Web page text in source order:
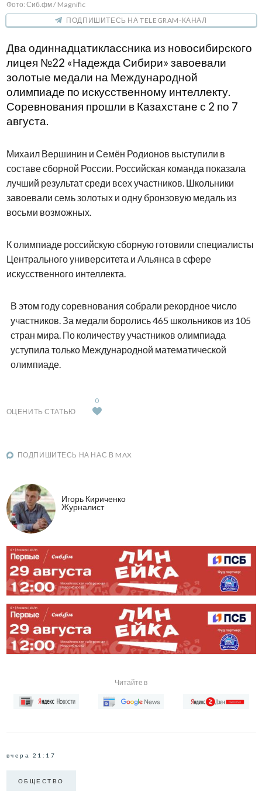
Фото: Сиб.фм / Magnific
ПОДПИШИТЕСЬ НА TELEGRAM-КАНАЛ
Два одиннадцатиклассника из новосибирского
лицея №22 «Надежда Сибири» завоевали
золотые медали на Международной
олимпиаде по искусственному интеллекту.
Соревнования прошли в Казахстане с 2 по 7
августа.
Михаил Вершинин и Семён Родионов выступили в
составе сборной России. Российская команда показала
лучший результат среди всех участников. Школьники
завоевали семь золотых и одну бронзовую медаль из
восьми возможных.
К олимпиаде российскую сборную готовили специалисты
Центрального университета и Альянса в сфере
искусственного интеллекта.
В этом году соревнования собрали рекордное число
участников. За медали боролись 465 школьников из 105
стран мира. По количеству участников олимпиада
уступила только Международной математической
олимпиаде.
ОЦЕНИТЬ СТАТЬЮ
0
ПОДПИШИТЕСЬ НА НАС В MAX
Игорь Кириченко
Журналист
Читайте в
вчера 21:17
ОБЩЕСТВО